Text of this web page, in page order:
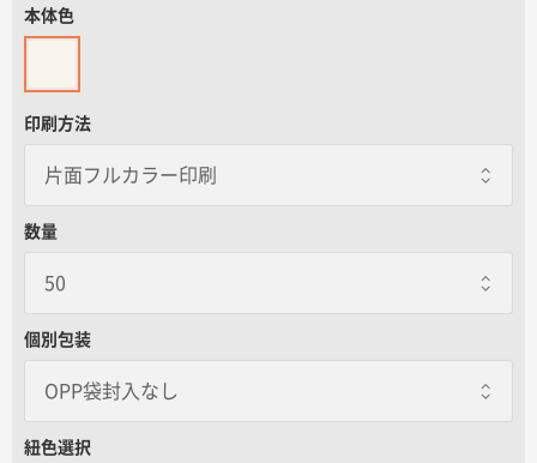
ご注文の流れ
お見積書の作成方法
データ入稿ガイド
再注文について
よくあるご質問
名入れグループサイト
本体色
印刷方法
数量
個別包装
OPP袋封入なし
紐色選択